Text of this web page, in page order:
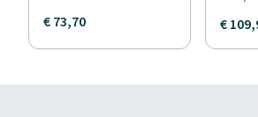
€ 73,70 €